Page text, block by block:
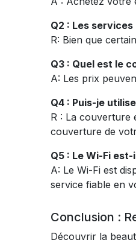
Q2 : Les
R: Bien que
Q3 : Quel est le
A: Les prix
Q4 : Puis-je
R : La couverture
couverture de
Q5 : Le Wi-Fi
A: Le Wi-Fi est
service fiable en
Conclusion :
Découvrir la